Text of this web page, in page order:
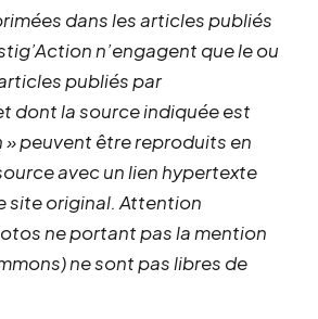
dans les articles publiés
n’engagent que le ou
publiés par
dont la source indiquée est
» peuvent être reproduits en
avec un lien hypertexte
site original. Attention
ne portant pas la mention
ne sont pas libres de